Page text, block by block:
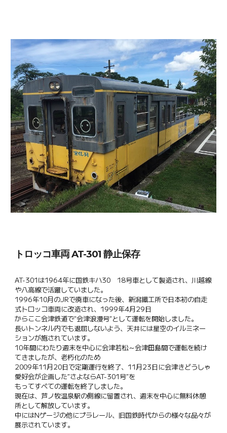
トロッコ車両 AT-301 静止保存
AT-301は1964年に国鉄キハ30 18号車として製造され、川越線
や八高線で活躍していました。
1996年10月のJRで廃車になった後、新潟鐵工所で日本初の自走
式トロッコ車両に改造され、1999年4月29日
からここ会津鉄道で″会津浪漫号″として運転を開始しました。
長いトンネル内でも退屈しないよう、天井には星空のイルミネー
ションが施されています。
10年間にわたり週末を中心に会津若松～会津田島間で運転を続け
てきましたが、老朽化のため
2009年11月20日で定期運行を終了、11月23日に会津きどうしゃ
愛好会が企画した″さよならAT-301号″を
もってすべての運転を終了しました。
現在は、芦ノ牧温泉駅の側線に留置され、週末を中心に無料休憩
所として解放しています。
中にはNゲージの他にプラレール、旧国鉄時代からの様々な品々が
展示されています。